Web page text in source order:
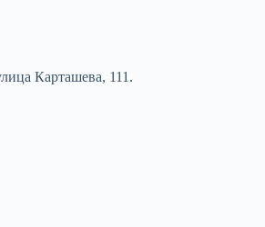
Карташева, 111.